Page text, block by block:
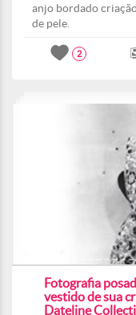
anjo bordado
de pele.
2
Fotografia
vestido de sua
Dateline